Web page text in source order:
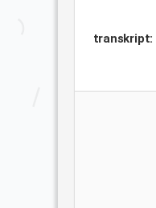
transkript: